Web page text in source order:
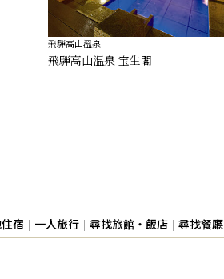
飛騨高山溫泉
飛騨高山温泉 宝生閣
宿 一人旅行 尋找旅館・飯店 尋找餐廳